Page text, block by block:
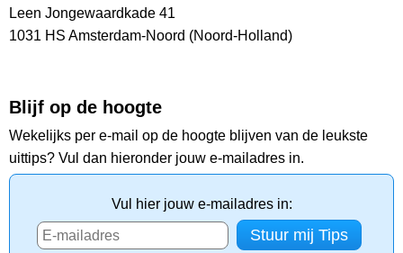
Leen Jongewaardkade 41
1031 HS Amsterdam-Noord (Noord-Holland)
Blijf op de hoogte
Wekelijks per e-mail op de hoogte blijven van de leukste
uittips? Vul dan hieronder jouw e-mailadres in.
Vul hier jouw e-mailadres in: